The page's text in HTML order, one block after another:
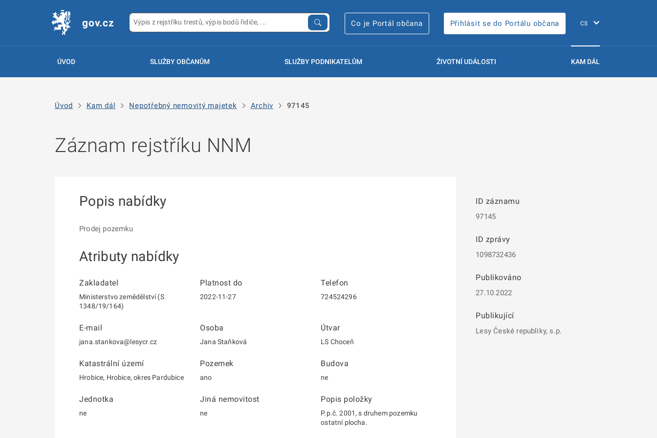
gov.cz Co je Portál občana Přihlásit se do Portálu občana
ÚVOD SLUŽBY OBČANŮM SLUŽBY PODNIKATELŮM ŽIVOTNÍ UDÁLOSTI KAM DÁL
Úvod Kam dál Nepotřebný nemovitý majetek Archiv 97145
Záznam rejstříku NNM
ID záznamu
97145
ID zprávy
1098732436
Publikováno
27.10.2022
Publikující
Lesy České republiky, s.p.
Popis nabídky
Prodej pozemku
Atributy nabídky
Zakladatel
Ministerstvo zemědělství (S
1348/19/164)
Platnost do
2022-11-27
Telefon
724524296
E-mail
jana.stankova@lesycr.cz
Osoba
Jana Staňková
Útvar
LS Choceň
Katastrální území
Hrobice, Hrobice, okres Pardubice
Pozemek
ano
Budova
ne
Jednotka
ne
Jiná nemovitost
ne
Popis položky
P.p.č. 2001, s druhem pozemku
ostatní plocha.